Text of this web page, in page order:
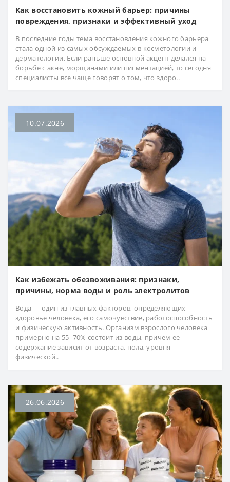
Как восстановить кожный барьер: причины
повреждения, признаки и эффективный уход
В последние годы тема восстановления кожного барьера
стала одной из самых обсуждаемых в косметологии и
дерматологии. Если раньше основной акцент делался на
борьбе с акне, морщинами или пигментацией, то сегодня
специалисты все чаще говорят о том, что здоро..
10.07.2026
Как избежать обезвоживания: признаки,
причины, норма воды и роль электролитов
Вода — один из главных факторов, определяющих
здоровье человека, его самочувствие, работоспособность
и физическую активность. Организм взрослого человека
примерно на 55–70% состоит из воды, причем ее
содержание зависит от возраста, пола, уровня
физической..
26.06.2026